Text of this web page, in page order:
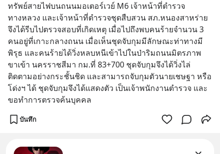
ทรัพย์สายไฟบนถนนมอเตอร์เวย์ M6 เจ้าหน้าที่ตำรวจ
ทางหลวง และเจ้าหน้าที่ตำรวจชุดสืบสวน สภ.หนองสาหร่าย
จึงได้รีบไปตรวจสอบที่เกิดเหตุ เมื่อไปถึงพบคนร้ายจำนวน 3
คนอยู่ที่เกาะกลางถนน เมื่อเห็นชุดจับกุมมีลักษณะท่าทางมี
พิรุธ และคนร้ายได้วิ่งหลบหนีเข้าไปในป่าริมถนนมิตรภาพ
ขาเข้า นครราชสีมา กม.ที่ 83+700 ชุดจับกุมจึงได้วิ่งไล่
ติดตามอย่างกระชั้นชิด และสามารถจับกุมตัวนายเชษฐา หรือ
โด่งฯ ได้ ชุดจับกุมจึงได้แสดงตัว เป็นเจ้าพนักงานตำรวจ และ
ขอทำการตรวจค้นบุคคล
บันทึก